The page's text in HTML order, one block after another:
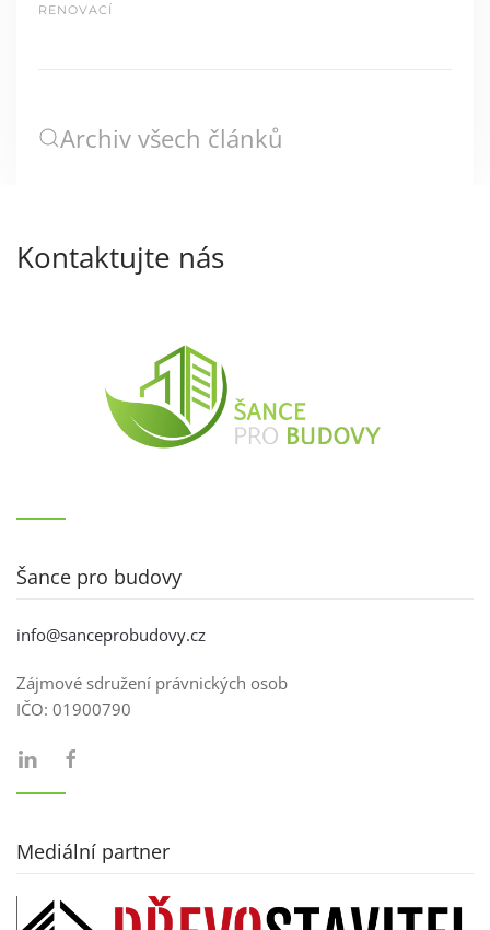
RENOVACÍ
Archiv všech článků
Kontaktujte nás
Šance pro budovy
info@sanceprobudovy.cz
Zájmové sdružení právnických osob
IČO: 01900790
Mediální partner